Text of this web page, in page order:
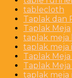
tablecloth
Taplak dan
Taplak Meja
taplak meja
taplak meja
Taplak Meja
Taplak
taplak meja